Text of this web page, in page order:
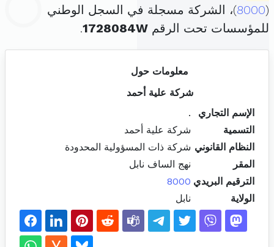
(
8000)، الشركة مسجلة في السجل الوطني
للمؤسسات تحت الرقم 1728084W
.
معلومات حول
شركة علية أحمد
الإسم التجاري
.
التسمية
شركة علية أحمد
النظام القانوني شركة ذات المسؤولية المحدودة
المقر
نهج الساف نابل
الترقيم البريدي 8000
الولاية
نابل